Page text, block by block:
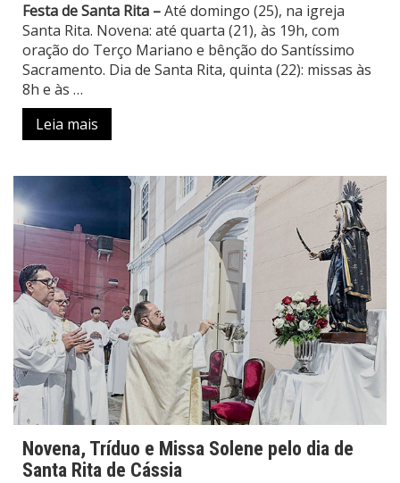
Festa de Santa Rita –Até domingo (25), na igreja
Santa Rita. Novena: até quarta (21), às 19h, com
oração do Terço Mariano e bênção do Santíssimo
Sacramento. Dia de Santa Rita, quinta (22): missas às
8h e às …
Leia mais
Novena, Tríduo e Missa Solene pelo dia de
Santa Rita de Cássia